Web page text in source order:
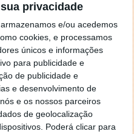
privacidade
armazenamos e/ou acedemos
cookies, e processamos
únicos e informações
para publicidade e
de publicidade e
e desenvolvimento de
e os nossos parceiros
de geolocalização
Poderá clicar para
padrões e dar outras
agora anunciada uma
das mensagens
finalmente a todos
privadas.